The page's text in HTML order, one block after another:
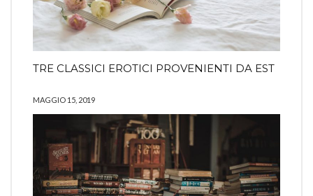
TRE CLASSICI EROTICI PROVENIENTI DA EST
MAGGIO 15, 2019